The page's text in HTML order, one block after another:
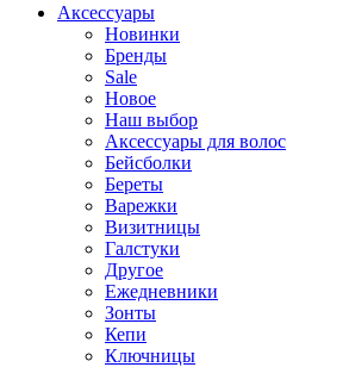
Аксессуары
Новинки
Бренды
Sale
Новое
Наш выбор
Аксессуары для волос
Бейсболки
Береты
Варежки
Визитницы
Галстуки
Другое
Ежедневники
Зонты
Кепи
Ключницы